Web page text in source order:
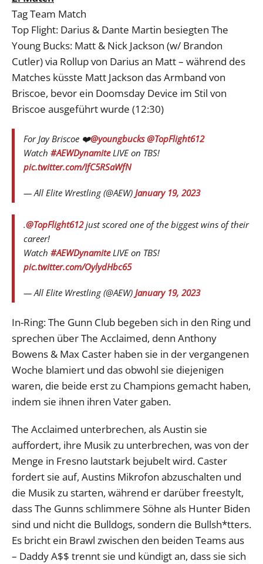
Tag Team Match
Top Flight: Darius & Dante Martin besiegten The
Young Bucks: Matt & Nick Jackson (w/ Brandon
Cutler) via Rollup von Darius an Matt – während des
Matches küsste Matt Jackson das Armband von
Briscoe, bevor ein Doomsday Device im Stil von
Briscoe ausgeführt wurde (12:30)
For Jay Briscoe ❤️@youngbucks @TopFlight612
Watch #AEWDynamiteLIVE on TBS!
pic.twitter.com/IfC5RSaWfN
— All Elite Wrestling (@AEW) January 19, 2023
.@TopFlight612just scored one of the biggest wins of their
career!
Watch #AEWDynamiteLIVE on TBS!
pic.twitter.com/OylydHbc65
— All Elite Wrestling (@AEW) January 19, 2023
In-Ring: The Gunn Club begeben sich in den Ring und
sprechen über The Acclaimed, denn Anthony
Bowens & Max Caster haben sie in der vergangenen
Woche blamiert und das obwohl sie diejenigen
waren, die beide erst zu Champions gemacht haben,
indem sie ihnen ihren Vater gaben.
The Acclaimed unterbrechen, als Austin sie
auffordert, ihre Musik zu unterbrechen, was von der
Menge in Fresno lautstark bejubelt wird. Caster
fordert sie auf, Austins Mikrofon abzuschalten und
die Musik zu starten, während er darüber freestylt,
dass The Gunns schlimmere Söhne als Hunter Biden
sind und nicht die Bulldogs, sondern die Bullsh*tters.
Es bricht ein Brawl zwischen den beiden Teams aus
– Daddy A$$ trennt sie und kündigt an, dass sie sich